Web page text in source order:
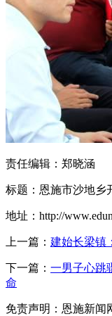
责任编辑：郑晓涵
标题：恩施市沙地乡
地址：http://
上一篇： 建始长梁镇
下一篇： 一男子心跳
命
免责声明：恩施新闻